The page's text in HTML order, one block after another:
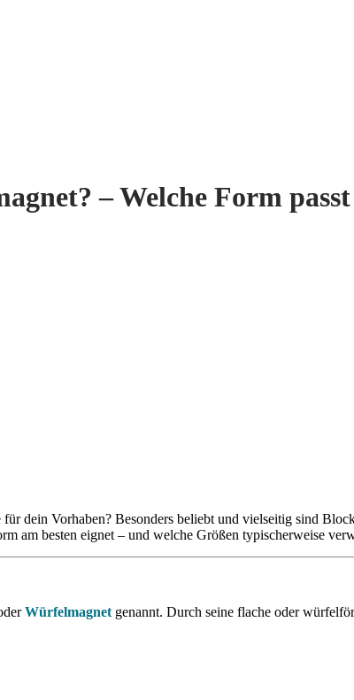
– Welche Form
dein Vorhaben? Besonders beliebt und vielseitig sind
am besten eignet – und welche Größen typischerweise
Würfelmagnet genannt. Durch seine flache oder